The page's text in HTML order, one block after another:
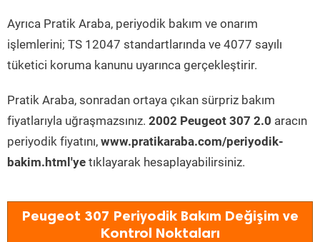
Ayrıca Pratik Araba, periyodik bakım ve onarım
işlemlerini; TS 12047 standartlarında ve 4077 sayılı
tüketici koruma kanunu uyarınca gerçekleştirir.
Pratik Araba, sonradan ortaya çıkan sürpriz bakım
fiyatlarıyla uğraşmazsınız. 2002 Peugeot 307 2.0 aracın
periyodik fiyatını, www.pratikaraba.com/periyodik-
bakim.html'ye tıklayarak hesaplayabilirsiniz.
Peugeot 307 Periyodik Bakım Değişim ve
Kontrol Noktaları